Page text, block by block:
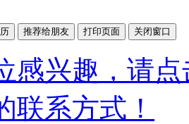
感兴趣，请
联系方式！